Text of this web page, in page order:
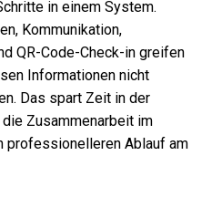
in einem System.
Kommunikation,
QR-Code-Check-in greifen
Informationen nicht
Das spart Zeit in der
Zusammenarbeit im
professionelleren Ablauf am